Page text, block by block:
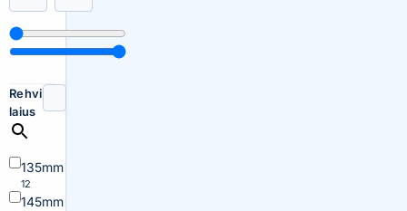
Rehvi
laius
135mm
12
145mm